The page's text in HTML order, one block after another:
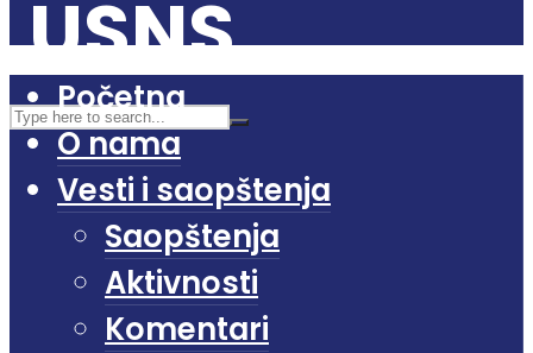
Početna
O nama
Vesti i saopštenja
Saopštenja
Aktivnosti
Komentari